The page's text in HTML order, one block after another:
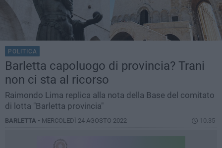
POLITICA
Barletta capoluogo di provincia? Trani
non ci sta al ricorso
Raimondo Lima replica alla nota della Base del comitato
di lotta "Barletta provincia"
BARLETTA - MERCOLEDÌ 24 AGOSTO 2022 10.35